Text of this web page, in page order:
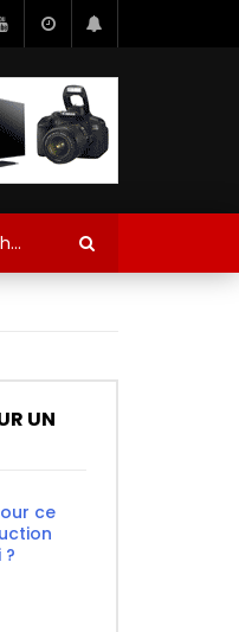
UN
ce
?